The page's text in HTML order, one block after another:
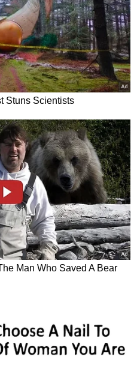
ಉಜಿರೆ ಎಸ್‌ಡಿಎಂನಲ್ಲಿ. ಟಿವಿ9,
ನಿರ್ವಹಿಸಿದ ಅನುಭವವಿದೆ.
ಜಿಯೋ ಪಾಲಿಟಿಕ್ಸ್, ಆಟೋ, ಟೆಕ್,
ನನ್ನ ಶಕ್ತಿ.
ಕರ್ನಾಟಕ ಸುದ್ದಿ ಸುಪ್ರೀಂ ಕೋರ್ಟ್